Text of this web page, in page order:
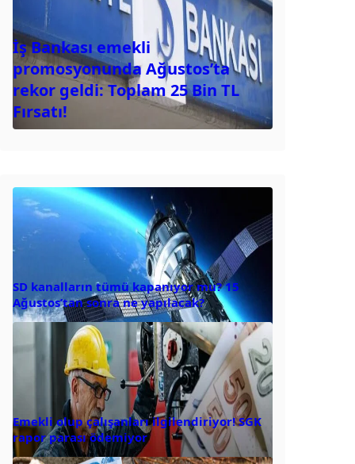
İş Bankası emekli
promosyonunda Ağustos’ta
rekor geldi: Toplam 25 Bin TL
Fırsatı!
SD kanalların tümü kapanıyor mu? 15
Ağustos’tan sonra ne yapılacak?
Emekli olup çalışanları ilgilendiriyor! SGK
rapor parası ödemiyor